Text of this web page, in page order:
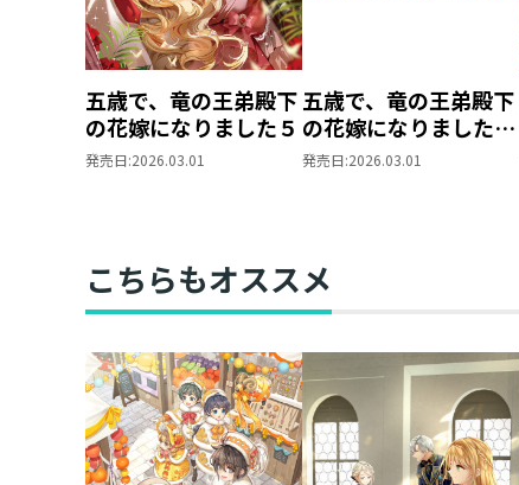
五歳で、竜の王弟殿下
の花嫁になりました５
発売日:2026.03.01
五歳で、竜の王弟殿下
の花嫁になりました
原作小説第5巻＋コミ
発売日:2026.03.01
こちらもオススメ